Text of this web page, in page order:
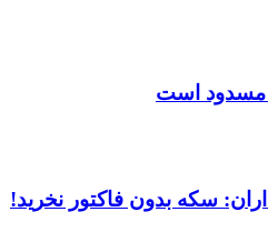
مسدود است
سکه بدون فاکتور نخرید!